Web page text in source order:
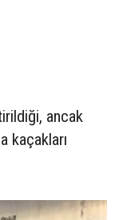
ancak
kaçakları